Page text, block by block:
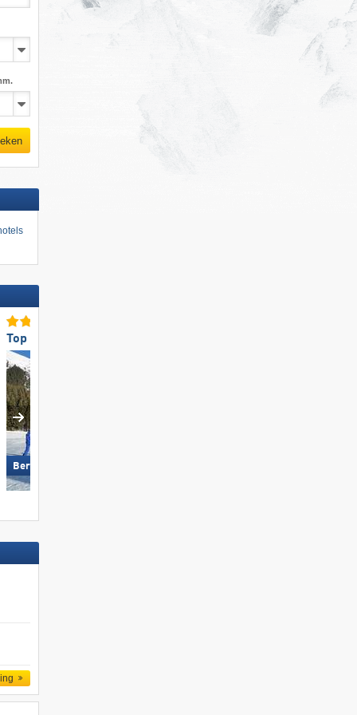
Top voor gezinnen
Berwang/​Bichlbach/​Rinnen